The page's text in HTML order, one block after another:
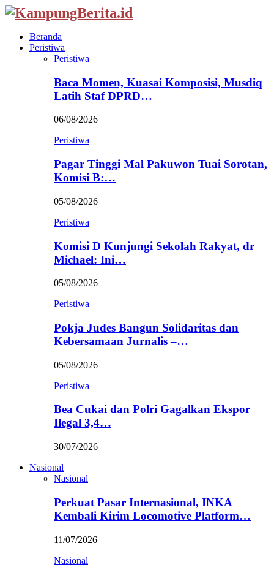
Beranda
Peristiwa
Peristiwa
Baca Momen, Kuasai Komposisi, Musdiq
Latih Staf DPRD…
06/08/2026
Peristiwa
Pagar Tinggi Mal Pakuwon Tuai Sorotan,
Komisi B:…
05/08/2026
Peristiwa
Komisi D Kunjungi Sekolah Rakyat, dr
Michael: Ini…
05/08/2026
Peristiwa
Pokja Judes Bangun Solidaritas dan
Kebersamaan Jurnalis –…
05/08/2026
Peristiwa
Bea Cukai dan Polri Gagalkan Ekspor
Ilegal 3,4…
30/07/2026
Nasional
Nasional
Perkuat Pasar Internasional, INKA
Kembali Kirim Locomotive Platform…
11/07/2026
Nasional